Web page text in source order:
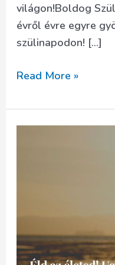
világon!Boldog
évről évre egyre
szülinapodon! […]
Csodálatos
idézetek
Read More »